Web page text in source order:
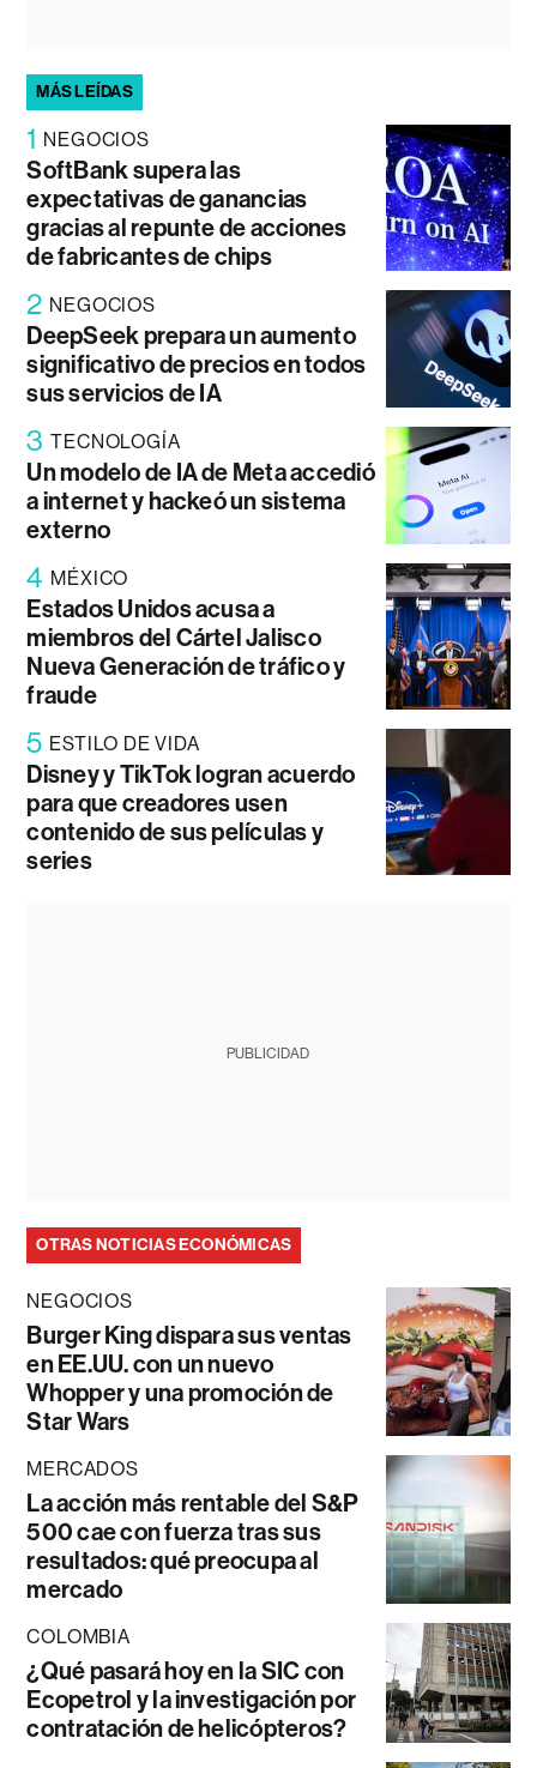
MÁS LEÍDAS
1 NEGOCIOS
SoftBank supera las
expectativas de ganancias
gracias al repunte de acciones
de fabricantes de chips
2 NEGOCIOS
DeepSeek prepara un aumento
significativo de precios en todos
sus servicios de IA
3 TECNOLOGÍA
Un modelo de IA de Meta accedió
a internet y hackeó un sistema
externo
4 MÉXICO
Estados Unidos acusa a
miembros del Cártel Jalisco
Nueva Generación de tráfico y
fraude
5 ESTILO DE VIDA
Disney y TikTok logran acuerdo
para que creadores usen
contenido de sus películas y
series
PUBLICIDAD
OTRAS NOTICIAS ECONÓMICAS
NEGOCIOS
Burger King dispara sus ventas
en EE.UU. con un nuevo
Whopper y una promoción de
Star Wars
MERCADOS
La acción más rentable del S&P
500 cae con fuerza tras sus
resultados: qué preocupa al
mercado
COLOMBIA
¿Qué pasará hoy en la SIC con
Ecopetrol y la investigación por
contratación de helicópteros?